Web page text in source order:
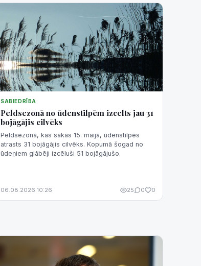
SABIEDRĪBA
Peldsezonā no ūdenstilpēm izcelts jau 31
bojāgājis cilvēks
Peldsezonā, kas sākās 15. maijā, ūdenstilpēs
atrasts 31 bojāgājis cilvēks. Kopumā šogad no
ūdeņiem glābēji izcēluši 51 bojāgājušo.
06.08.2026 10:26 25 0 0